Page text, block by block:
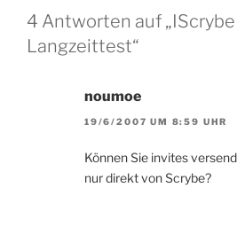
4 Antworten auf
Langzeittest“
noumoe
19/6/2007 UM 8:59 UHR
Können Sie invites
nur direkt von Scrybe?